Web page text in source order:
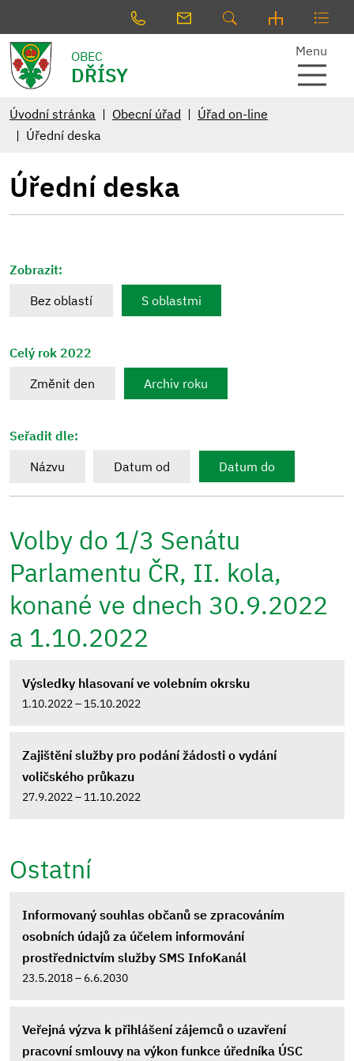
OBEC
DŘÍSY
Menu
Úvodní stránka Obecní úřad
Úřad on-line
Úřední deska
Úřední deska
Zobrazit:
Bez oblastí
S oblastmi
Celý rok 2022
Změnit den
Archiv roku
Seřadit dle:
Názvu
Datum od Datum do
Volby do 1/3 Senátu
Parlamentu ČR, II. kola,
konané ve dnech 30.9.2022
a 1.10.2022
Výsledky hlasovaní ve volebním okrsku
1.10.2022 – 15.10.2022
Zajištění služby pro podání žádosti o vydání
voličského průkazu
27.9.2022 – 11.10.2022
Ostatní
Informovaný souhlas občanů se zpracováním
osobních údajů za účelem informování
prostřednictvím služby SMS InfoKanál
23.5.2018 – 6.6.2030
Veřejná výzva k přihlášení zájemců o uzavření
pracovní smlouvy na výkon funkce úředníka ÚSC